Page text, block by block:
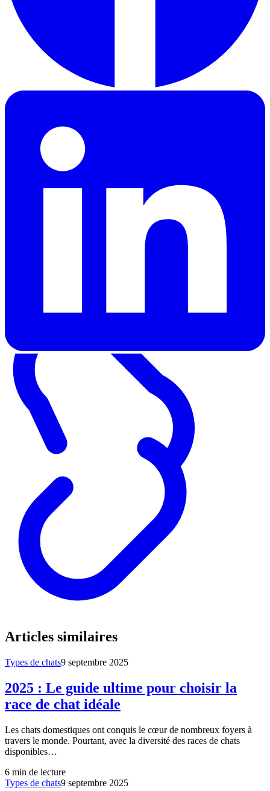
Articles similaires
Types de chats9 septembre 2025
2025 : Le guide ultime pour choisir la
race de chat idéale
Les chats domestiques ont conquis le cœur de nombreux foyers à
travers le monde. Pourtant, avec la diversité des races de chats
disponibles…
6 min de lecture
Types de chats9 septembre 2025